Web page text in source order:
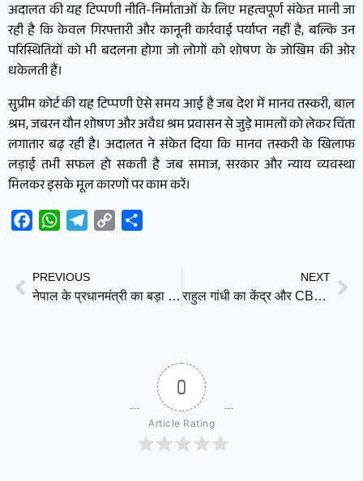
अदालत की यह टिप्पणी नीति-निर्माताओं के लिए महत्वपूर्ण संकेत मानी जा
रही है कि केवल गिरफ्तारी और कानूनी कार्रवाई पर्याप्त नहीं है, बल्कि उन
परिस्थितियों को भी बदलना होगा जो लोगों को शोषण के जोखिम की ओर
धकेलती हैं।
सुप्रीम कोर्ट की यह टिप्पणी ऐसे समय आई है जब देश में मानव तस्करी, बाल
श्रम, जबरन यौन शोषण और अवैध श्रम प्रवासन से जुड़े मामलों को लेकर चिंता
लगातार बढ़ रही है। अदालत ने संकेत दिया कि मानव तस्करी के खिलाफ
लड़ाई तभी सफल हो सकती है जब समाज, सरकार और न्याय व्यवस्था
मिलकर इसके मूल कारणों पर काम करें।
FacebookWhatsAppTelegram
Copy
PREVIOUS
नेपाल के प्रधानमंत्री का बड़ा बयान: ‘नेपाल ने भी भारत की कुछ जमीन पर किया है अतिक्रमण’
NEXT
राहुल गांधी का केंद्र और CBSE पर हमला, OSM विवाद को बताया ‘धोखाधड़ी’; छात्रों के डेटा लीक का भी आरोप
0
Article Rating